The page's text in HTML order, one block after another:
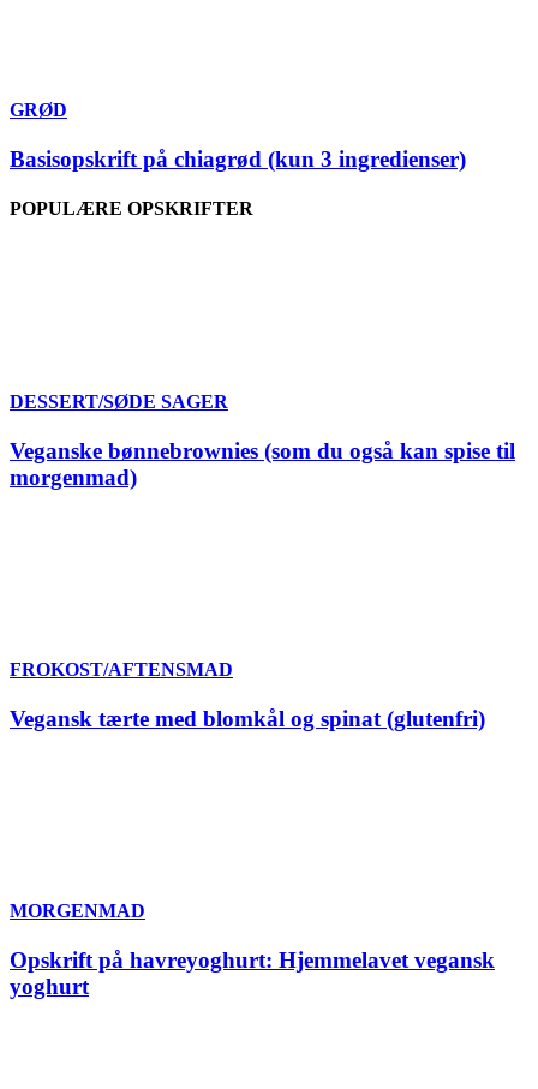
GRØD
Basisopskrift på chiagrød (kun 3 ingredienser)
POPULÆRE OPSKRIFTER
DESSERT/SØDE SAGER
Veganske bønnebrownies (som du også kan spise til
morgenmad)
FROKOST/AFTENSMAD
Vegansk tærte med blomkål og spinat (glutenfri)
MORGENMAD
Opskrift på havreyoghurt: Hjemmelavet vegansk
yoghurt